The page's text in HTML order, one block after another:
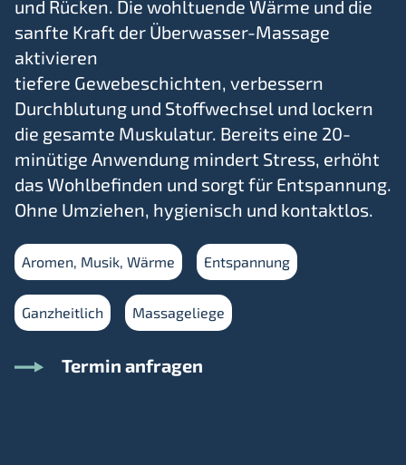
und Rücken. Die wohltuende Wärme und die
sanfte Kraft der Überwasser-Massage
aktivieren
tiefere Gewebeschichten, verbessern
Durchblutung und Stoffwechsel und lockern
die gesamte Muskulatur. Bereits eine 20-
minütige Anwendung mindert Stress, erhöht
das Wohlbefinden und sorgt für Entspannung.
Ohne Umziehen, hygienisch und kontaktlos.
Aromen, Musik, Wärme Entspannung
Ganzheitlich Massageliege
Termin anfragen